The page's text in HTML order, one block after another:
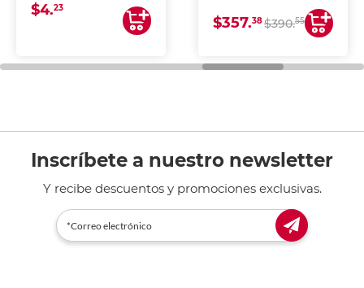
uniforme, ideal para
impresoras de inyección
de tinta y láser,
general de oficina.
$4.23
COPIA Y ESCANEA)
$357.38$390.55
Inscríbete a nuestro newsletter
Y recibe descuentos y promociones exclusivas.